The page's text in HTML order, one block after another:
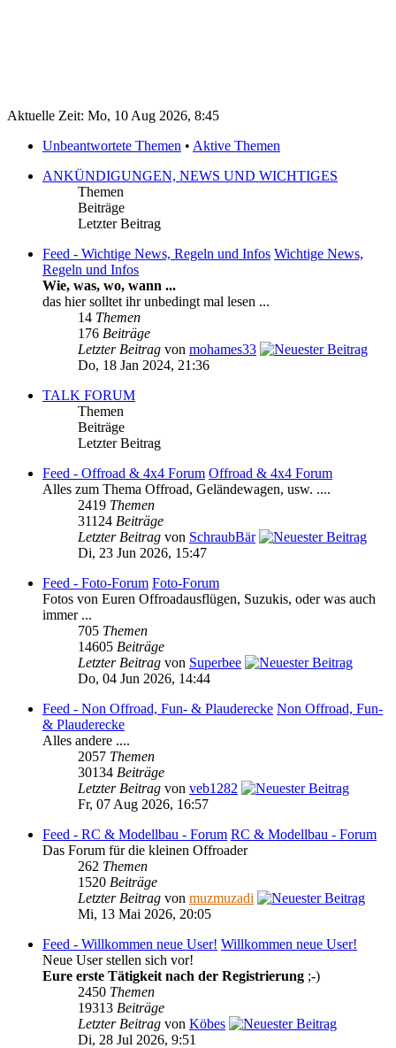
Aktuelle Zeit: Mo, 10 Aug 2026, 8:45
Unbeantwortete Themen • Aktive Themen
ANKÜNDIGUNGEN, NEWS UND WICHTIGES
Themen
Beiträge
Letzter Beitrag
Feed - Wichtige News, Regeln und Infos Wichtige News,
Regeln und Infos
Wie, was, wo, wann ...
das hier solltet ihr unbedingt mal lesen ...
14 Themen
176 Beiträge
Letzter Beitrag von mohames33
Do, 18 Jan 2024, 21:36
TALK FORUM
Themen
Beiträge
Letzter Beitrag
Feed - Offroad & 4x4 Forum Offroad & 4x4 Forum
Alles zum Thema Offroad, Geländewagen, usw. ....
2419 Themen
31124 Beiträge
Letzter Beitrag von SchraubBär
Di, 23 Jun 2026, 15:47
Feed - Foto-Forum Foto-Forum
Fotos von Euren Offroadausflügen, Suzukis, oder was auch
immer ...
705 Themen
14605 Beiträge
Letzter Beitrag von Superbee
Do, 04 Jun 2026, 14:44
Feed - Non Offroad, Fun- & Plauderecke Non Offroad, Fun-
& Plauderecke
Alles andere ....
2057 Themen
30134 Beiträge
Letzter Beitrag von veb1282
Fr, 07 Aug 2026, 16:57
Feed - RC & Modellbau - Forum RC & Modellbau - Forum
Das Forum für die kleinen Offroader
262 Themen
1520 Beiträge
Letzter Beitrag von muzmuzadi
Mi, 13 Mai 2026, 20:05
Feed - Willkommen neue User! Willkommen neue User!
Neue User stellen sich vor!
Eure erste Tätigkeit nach der Registrierung ;-)
2450 Themen
19313 Beiträge
Letzter Beitrag von Köbes
Di, 28 Jul 2026, 9:51